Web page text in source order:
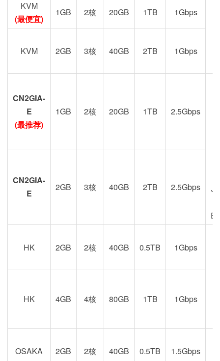
KVM
(最便宜)
1GB 2核 20GB 1TB 1Gbps
KVM 2GB 3核 40GB 2TB 1Gbps
CN2GIA-
E
(最推荐)
1GB 2核 20GB 1TB 2.5Gbps
CN2GIA-
E
2GB 3核 40GB 2TB 2.5Gbps
HK 2GB 2核 40GB 0.5TB 1Gbps
HK 4GB 4核 80GB 1TB 1Gbps
OSAKA 2GB 2核 40GB 0.5TB
1.5Gbps